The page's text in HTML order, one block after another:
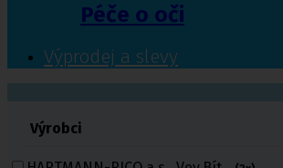
Péče o oči
Výprodej a slevy
Výrobci
volejte
461 616 039